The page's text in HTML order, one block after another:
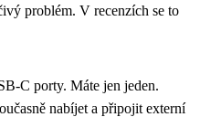
problém. V recenzích se to
C porty. Máte jen jeden.
nabíjet a připojit externí